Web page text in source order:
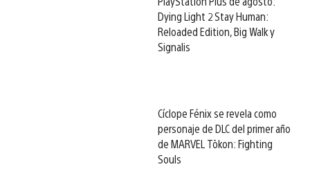
Dying Light 2 Stay Human:
Reloaded Edition, Big Walk y
Signalis
Cíclope Fénix se revela como
personaje de DLC del primer año
de MARVEL Tōkon: Fighting
Souls